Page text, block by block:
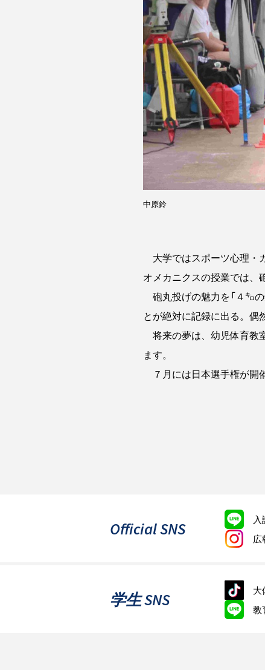
中原鈴
大学ではスポーツ心理・
オメカニクスの授業では、
砲丸投げの魅力を「４㌔
とが絶対に記録に出る。偶
将来の夢は、幼児体育教
ます。
７月には日本選手権が開
Official SNS
広
学生 SNS 大
教